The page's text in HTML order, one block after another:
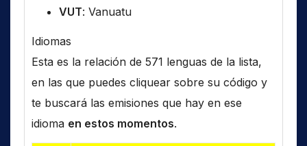
VUT: Vanuatu
Idiomas
Esta es la relación de 571 lenguas de la lista,
en las que puedes cliquear sobre su código y
te buscará las emisiones que hay en ese
idioma en estos momentos.